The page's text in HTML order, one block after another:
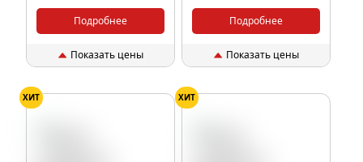
Подробнее
Показать цены
Подробнее
Показать цены
ХИТ ХИТ